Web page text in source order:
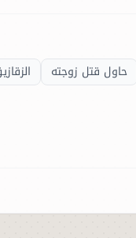
حاول قتل زوجته